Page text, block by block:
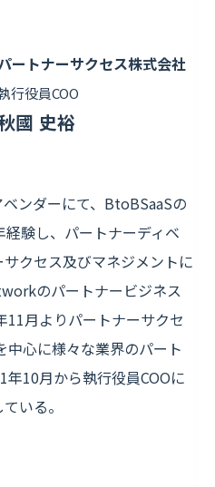
ートナーサクセス株式会社
行役員COO
國 史裕
ンダーにて、BtoBSaaSの
験し、パートナーディベ
クセス及びマネジメントに
のパートナービジネス
月よりパートナーサクセ
中心に様々な業界のパート
10月から執行役員COOに
いる。